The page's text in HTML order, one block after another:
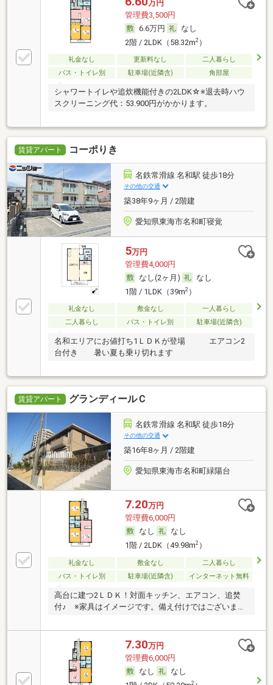
万円
管理費3,500円
6.6万円
なし
2階 / 2LDK（58.32m2）
礼金なし 更新料なし
二人暮らし
バス・トイレ別
駐車場(近隣含) 角部屋
シャワートイレや追炊機能付きの2LDK☆※退去時ハウ
スクリーニング代：53.900円がかかります。
賃貸アパート コーポりき
名鉄常滑線 名和駅 徒歩18分
その他の交通
築38年9ヶ月 / 2階建
愛知県東海市名和町寝覚
5万円
管理費4,000円
なし(2ヶ月)
なし
1階 / 1LDK（39m2）
礼金なし 敷金なし
一人暮らし
二人暮らし
バス・トイレ別 駐車場(近隣含)
名和エリアにお値打ち1ＬＤＫが登場 エアコン2
台付き 暑い夏も乗り切れます
賃貸アパート グランディールＣ
名鉄常滑線 名和駅 徒歩18分
その他の交通
築16年8ヶ月 / 2階建
愛知県東海市名和町緑陽台
7.20万円
管理費6,000円
なし
なし
1階 / 2LDK（49.98m2）
礼金なし 敷金なし
二人暮らし
バス・トイレ別
駐車場(近隣含) インターネット無料
高台に建つ2ＬＤＫ！対面キッチン、エアコン、追焚
付♪ ※家具はイメージです。備え付けではございませ
7.30万円
管理費6,000円
なし
なし
2